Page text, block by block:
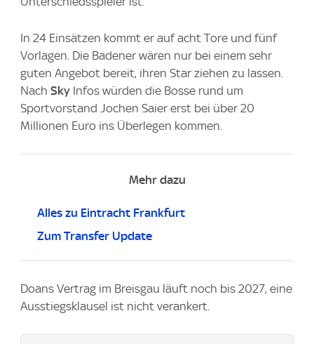
In 24 Einsätzen kommt er auf acht Tore und fünf
Vorlagen. Die Badener wären nur bei einem sehr
guten Angebot bereit, ihren Star ziehen zu lassen.
Nach Sky Infos würden die Bosse rund um
Sportvorstand Jochen Saier erst bei über 20
Millionen Euro ins Überlegen kommen.
Mehr dazu
Alles zu Eintracht Frankfurt
Zum Transfer Update
Doans Vertrag im Breisgau läuft noch bis 2027, eine
Ausstiegsklausel ist nicht verankert.